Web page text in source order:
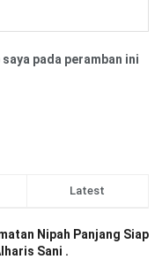
pada peramban ini
Latest
Nipah Panjang Siap
Sani .